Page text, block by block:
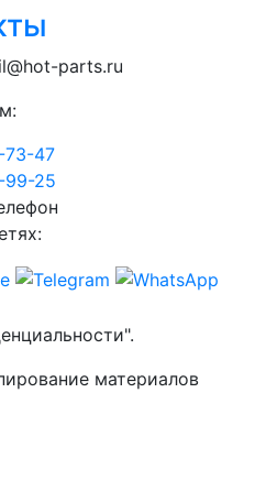
parts.ru
73-47
99-25
материалов